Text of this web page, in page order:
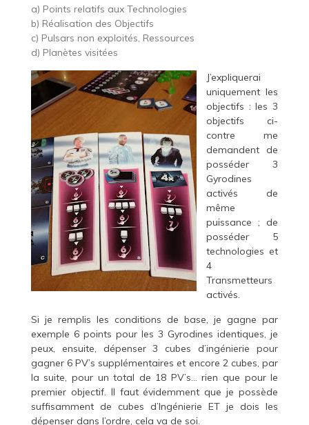
a) Points relatifs aux Technologies
b) Réalisation des Objectifs
c) Pulsars non exploités, Ressources
d) Planètes visitées
J’expliquerai
uniquement les
objectifs : les 3
objectifs ci-
contre me
demandent de
posséder 3
Gyrodines
activés de
même
puissance ; de
posséder 5
technologies et
4
Transmetteurs
activés.
Si je remplis les conditions de base, je gagne par
exemple 6 points pour les 3 Gyrodines identiques, je
peux, ensuite, dépenser 3 cubes d’ingénierie pour
gagner 6 PV’s supplémentaires et encore 2 cubes, par
la suite, pour un total de 18 PV’s… rien que pour le
premier objectif. Il faut évidemment que je possède
suffisamment de cubes d’Ingénierie ET je dois les
dépenser dans l’ordre, cela va de soi.